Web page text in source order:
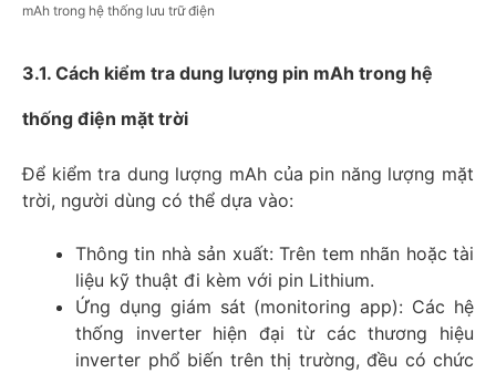
mAh trong hệ thống lưu trữ điện
3.1. Cách kiểm tra dung lượng pin mAh trong hệ
thống điện mặt trời
Để kiểm tra dung lượng mAh của pin năng lượng mặt
trời, người dùng có thể dựa vào:
Thông tin nhà sản xuất: Trên tem nhãn hoặc tài
liệu kỹ thuật đi kèm với pin Lithium.
Ứng dụng giám sát (monitoring app): Các hệ
thống inverter hiện đại từ các thương hiệu
inverter phổ biến trên thị trường, đều có chức